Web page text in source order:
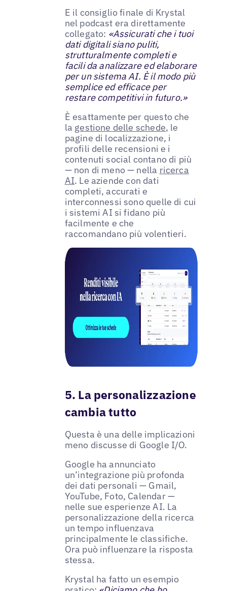
E il consiglio finale di Krystal
nel podcast era direttamente
collegato: «Assicurati che i tuoi
dati digitali siano puliti,
strutturalmente completi e
facili da analizzare ed elaborare
per un sistema AI. È il modo più
semplice ed efficace per
restare competitivi in futuro.»
È esattamente per questo che
la gestione delle schede, le
pagine di localizzazione, i
profili delle recensioni e i
contenuti social contano di più
— non di meno — nella ricerca
AI. Le aziende con dati
completi, accurati e
interconnessi sono quelle di cui
i sistemi AI si fidano più
facilmente e che
raccomandano più volentieri.
5. La personalizzazione
cambia tutto
Questa è una delle implicazioni
meno discusse di Google I/O.
Google ha annunciato
un’integrazione più profonda
dei dati personali — Gmail,
YouTube, Foto, Calendar —
nelle sue esperienze AI. La
personalizzazione della ricerca
un tempo influenzava
principalmente le classifiche.
Ora può influenzare la risposta
stessa.
Krystal ha fatto un esempio